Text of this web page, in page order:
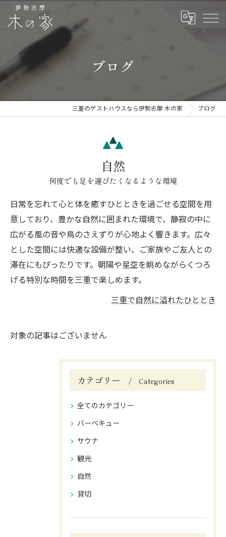
ブログ
三重のゲストハウスなら伊勢志摩 木の家 ブログ
自然
何度でも足を運びたくなるような環境
日常を忘れて心と体を癒すひとときを過ごせる空間を用
意しており、豊かな自然に囲まれた環境で、静寂の中に
広がる風の音や鳥のさえずりが心地よく響きます。広々
とした空間には快適な設備が整い、ご家族やご友人との
滞在にもぴったりです。朝陽や星空を眺めながらくつろ
げる特別な時間を三重で楽しめます。
三重で自然に溢れたひととき
対象の記事はございません
カテゴリー Categories
全てのカテゴリー
バーベキュー
サウナ
観光
自然
貸切